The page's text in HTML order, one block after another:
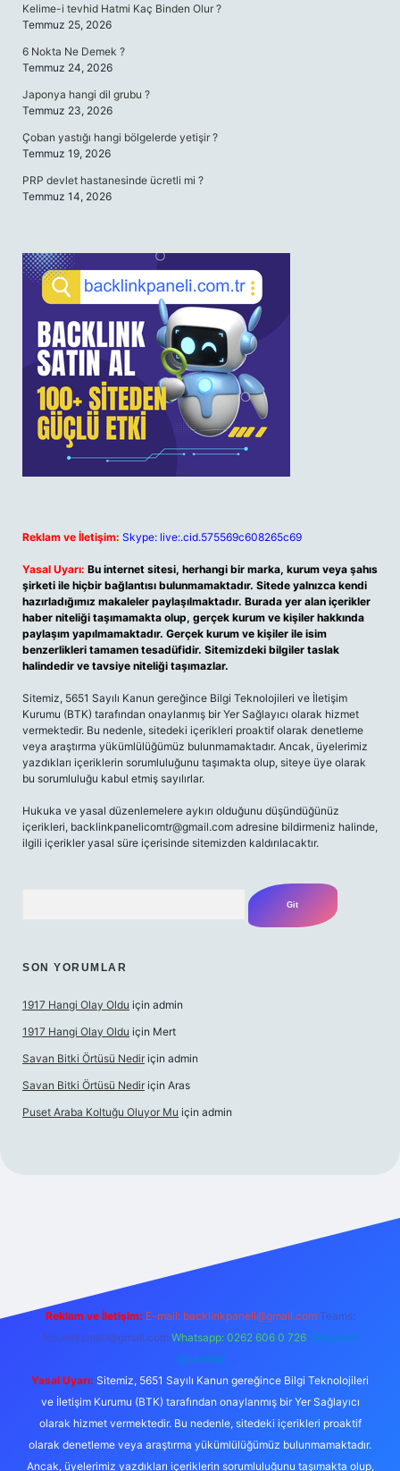
Kelime-i tevhid Hatmi Kaç Binden Olur ?
Temmuz 25, 2026
6 Nokta Ne Demek ?
Temmuz 24, 2026
Japonya hangi dil grubu ?
Temmuz 23, 2026
Çoban yastığı hangi bölgelerde yetişir ?
Temmuz 19, 2026
PRP devlet hastanesinde ücretli mi ?
Temmuz 14, 2026
Reklam ve İletişim: Skype: live:.cid.575569c608265c69
Yasal Uyarı: Bu internet sitesi, herhangi bir marka, kurum veya şahıs
şirketi ile hiçbir bağlantısı bulunmamaktadır. Sitede yalnızca kendi
hazırladığımız makaleler paylaşılmaktadır. Burada yer alan içerikler
haber niteliği taşımamakta olup, gerçek kurum ve kişiler hakkında
paylaşım yapılmamaktadır. Gerçek kurum ve kişiler ile isim
benzerlikleri tamamen tesadüfidir. Sitemizdeki bilgiler taslak
halindedir ve tavsiye niteliği taşımazlar.
Sitemiz, 5651 Sayılı Kanun gereğince Bilgi Teknolojileri ve İletişim
Kurumu (BTK) tarafından onaylanmış bir Yer Sağlayıcı olarak hizmet
vermektedir. Bu nedenle, sitedeki içerikleri proaktif olarak denetleme
veya araştırma yükümlülüğümüz bulunmamaktadır. Ancak, üyelerimiz
yazdıkları içeriklerin sorumluluğunu taşımakta olup, siteye üye olarak
bu sorumluluğu kabul etmiş sayılırlar.
Hukuka ve yasal düzenlemelere aykırı olduğunu düşündüğünüz
içerikleri, backlinkpanelicomtr@gmail.com adresine bildirmeniz halinde,
ilgili içerikler yasal süre içerisinde sitemizden kaldırılacaktır.
SON YORUMLAR
1917 Hangi Olay Oldu için admin
1917 Hangi Olay Oldu için Mert
Savan Bitki Örtüsü Nedir için admin
Savan Bitki Örtüsü Nedir için Aras
Puset Araba Koltuğu Oluyor Mu için admin
Reklam ve İletişim: E-mail: backlinkpaneli@gmail.com Teams:
forumhizmeti@gmail.com Whatsapp: 0262 606 0 726 Telegram:
@karabul
Yasal Uyarı: Sitemiz, 5651 Sayılı Kanun gereğince Bilgi Teknolojileri
ve İletişim Kurumu (BTK) tarafından onaylanmış bir Yer Sağlayıcı
olarak hizmet vermektedir. Bu nedenle, sitedeki içerikleri proaktif
olarak denetleme veya araştırma yükümlülüğümüz bulunmamaktadır.
Ancak, üyelerimiz yazdıkları içeriklerin sorumluluğunu taşımakta olup,